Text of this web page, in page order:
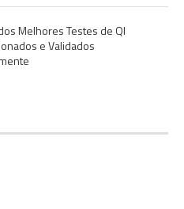
Melhores Testes de QI
e Validados